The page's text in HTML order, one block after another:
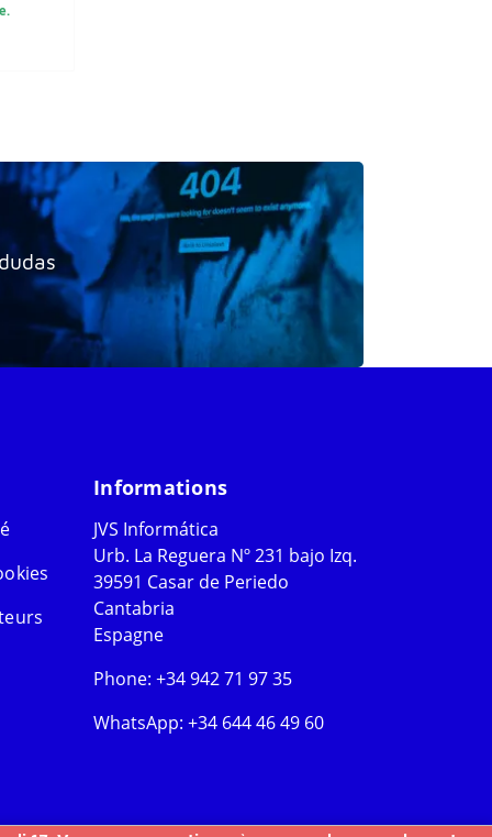
Informations
JVS Informática
Urb. La Reguera Nº 231 bajo Izq.
39591 Casar de Periedo
Cantabria
Espagne
Phone: +34 942 71 97 35
WhatsApp: +34 644 46 49 60